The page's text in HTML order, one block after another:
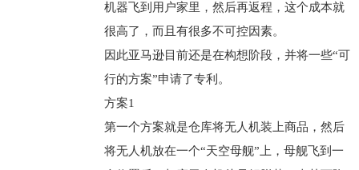
机器飞到用户家里，然后再返程，这个成本就
很高了，而且有很多不可控因素。
因此亚马逊目前还是在构想阶段，并将一些“可
行的方案”申请了专利。
方案1
第一个方案就是仓库将无人机装上商品，然后
将无人机放在一个“天空母舰”上，母舰飞到一